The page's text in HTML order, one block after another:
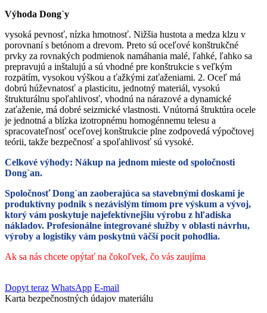
Výhoda Dong`y
vysoká pevnosť, nízka hmotnosť. Nižšia hustota a medza klzu v
porovnaní s betónom a drevom. Preto sú oceľové konštrukčné
prvky za rovnakých podmienok namáhania malé, ľahké, ľahko sa
prepravujú a inštalujú a sú vhodné pre konštrukcie s veľkým
rozpätím, vysokou výškou a ťažkými zaťaženiami. 2. Oceľ má
dobrú húževnatosť a plasticitu, jednotný materiál, vysokú
štrukturálnu spoľahlivosť, vhodnú na nárazové a dynamické
zaťaženie, má dobré seizmické vlastnosti. Vnútorná štruktúra ocele
je jednotná a blízka izotropnému homogénnemu telesu a
spracovateľnosť oceľovej konštrukcie plne zodpovedá výpočtovej
teórii, takže bezpečnosť a spoľahlivosť sú vysoké.
Celkové výhody: Nákup na jednom mieste od spoločnosti
Dong`an.
Spoločnosť Dong`an zaoberajúca sa stavebnými doskami je
produktívny podnik s nezávislým tímom pre výskum a vývoj,
ktorý vám poskytuje najefektívnejšiu výrobu z hľadiska
nákladov. Profesionálne integrované služby v oblasti návrhu,
výroby a logistiky vám poskytnú väčší pocit pohodlia.
Ak sa nás chcete opýtať na čokoľvek, čo vás zaujíma
Dopyt teraz WhatsApp E-mail
Karta bezpečnostných údajov materiálu